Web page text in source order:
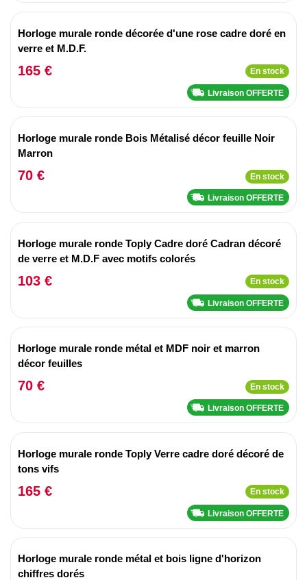
Horloge murale ronde décorée d'une rose cadre doré en
verre et M.D.F.
165 € En stock
Livraison OFFERTE
Horloge murale ronde Bois Métalisé décor feuille Noir
Marron
70 € En stock
Livraison OFFERTE
Horloge murale ronde Toply Cadre doré Cadran décoré
de verre et M.D.F avec motifs colorés
103 € En stock
Livraison OFFERTE
Horloge murale ronde métal et MDF noir et marron
décor feuilles
70 € En stock
Livraison OFFERTE
Horloge murale ronde Toply Verre cadre doré décoré de
tons vifs
165 € En stock
Livraison OFFERTE
Horloge murale ronde métal et bois ligne d'horizon
chiffres dorés